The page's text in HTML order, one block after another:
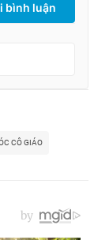
bình luận
CÔ GIÁO